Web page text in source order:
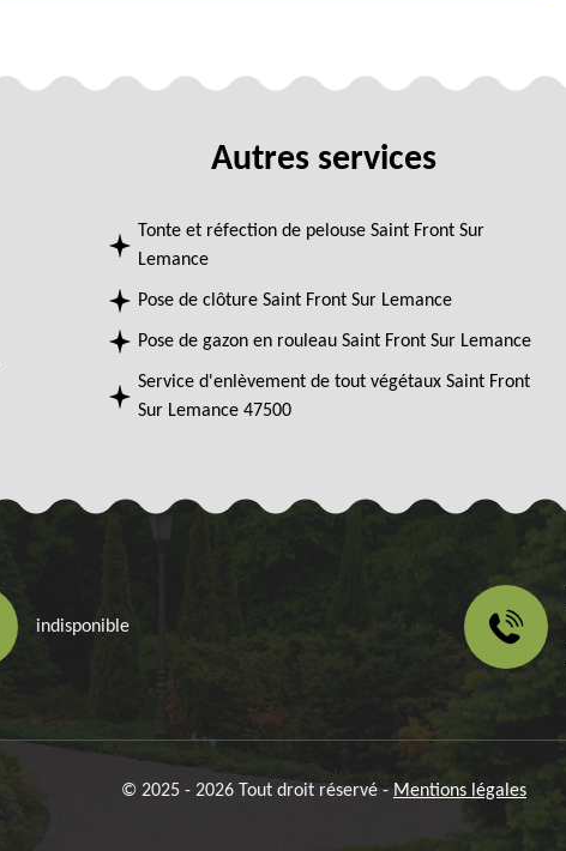
Autres services
Tonte et réfection de pelouse Saint Front Sur
Lemance
Pose de clôture Saint Front Sur Lemance
Pose de gazon en rouleau Saint Front Sur Lemance
Service d'enlèvement de tout végétaux Saint Front
Sur Lemance 47500
indisponible
© 2025 - 2026 Tout droit réservé - Mentions légales